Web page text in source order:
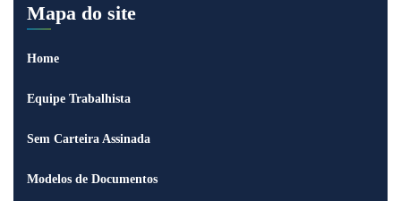
Mapa do site
Home
Equipe Trabalhista
Sem Carteira Assinada
Modelos de Documentos